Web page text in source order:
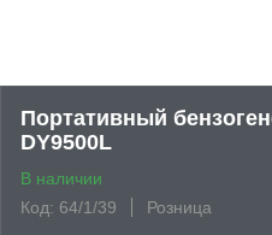
Портативный
DY9500L
В наличии
Код: 64/1/39
Розница